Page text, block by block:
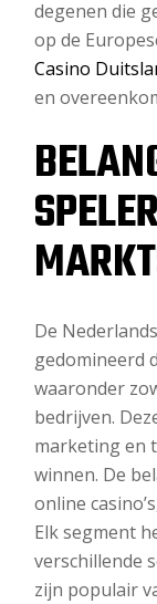
degenen die
op de
Casino
en
De
gedomineerd
waaronder
bedrijven.
marketing en
winnen. De
online
Elk segment
verschillende
zijn populair